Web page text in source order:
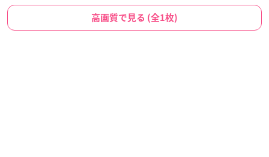
高画質で見る (全1枚)